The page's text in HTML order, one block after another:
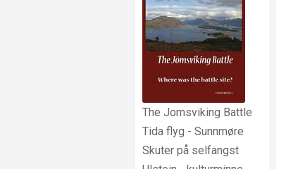
The Jomsviking Battle
Tida flyg - Sunnmøre
Skuter på selfangst